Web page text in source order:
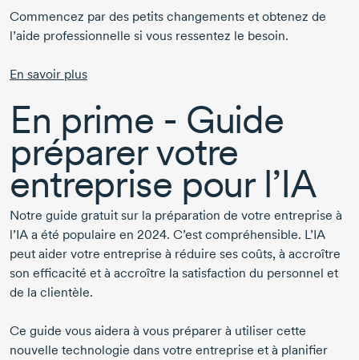
Commencez par des petits changements et obtenez de
l’aide professionnelle si vous ressentez le besoin.
En savoir plus
En prime - Guide
préparer votre
entreprise pour l’IA
Notre guide gratuit sur la préparation de votre entreprise à
l’IA a été populaire en 2024. C’est compréhensible. L’IA
peut aider votre entreprise à réduire ses coûts, à accroître
son efficacité et à accroître la satisfaction du personnel et
de la clientèle.
Ce guide vous aidera à vous préparer à utiliser cette
nouvelle technologie dans votre entreprise et à planifier